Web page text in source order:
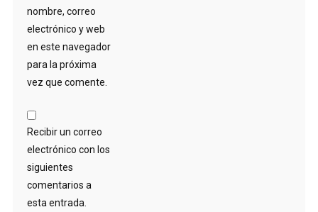
nombre, correo
electrónico y web
en este navegador
para la próxima
vez que comente.
Recibir un correo
electrónico con los
siguientes
comentarios a
esta entrada.